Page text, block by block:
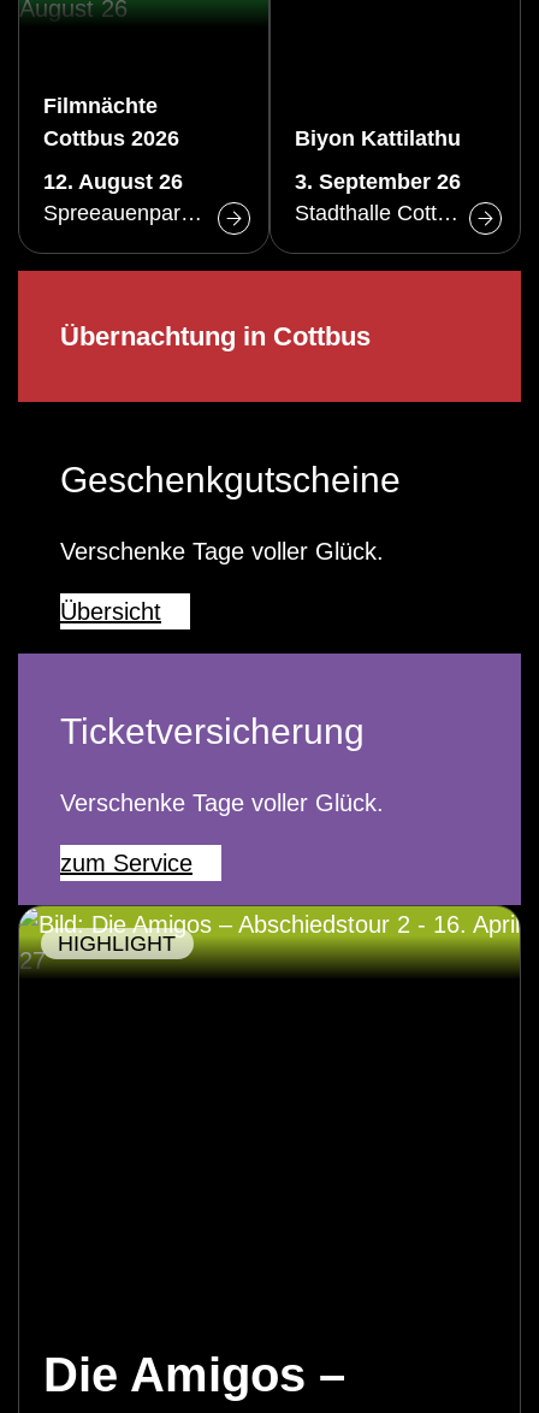
Filmnächte
Cottbus 2026
12. August 26
Spreeauenpark Cottbus
Biyon Kattilathu
3. September 26
Stadthalle Cottbus
Übernachtung in Cottbus
Geschenkgutscheine
Verschenke Tage voller Glück.
Übersicht
Ticketversicherung
Verschenke Tage voller Glück.
zum Service
HIGHLIGHT
Die Amigos –